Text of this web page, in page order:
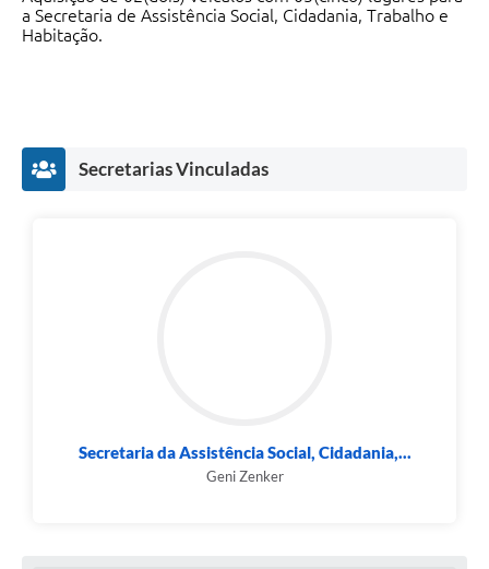
Jornal
Cidadão
a Secretaria de Assistência Social, Cidadania, Trabalho e
Habitação.
Secretarias Vinculadas
Secretaria da Assistência Social, Cidadania,...
Geni Zenker